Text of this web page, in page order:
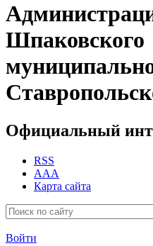
Шпаковского
Официальный
RSS
AAA
Карта сайта
Войти